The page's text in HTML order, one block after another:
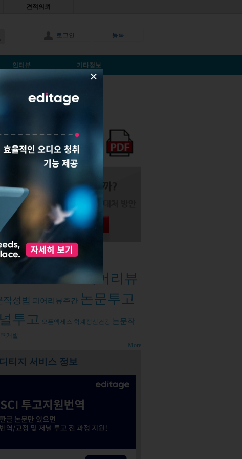
견적의뢰
로그인 등록
인터뷰 기타정보
tags
피어리뷰
작성법 피어리뷰주간 논문투고
투고
오픈엑세스 학계정신건강 논문작
개발
More
티지 서비스 정보
×